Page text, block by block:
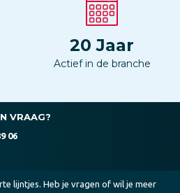
20 Jaar
Actief in de branche
VRAAG?
06
lijntjes. Heb je vragen of wil je meer